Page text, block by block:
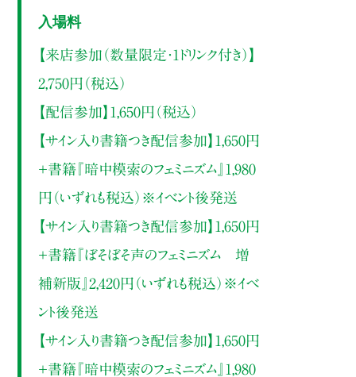
入場料
【来店参加（数量限定・1ドリンク付き）】
2,750円（税込）
【配信参加】1,650円（税込）
【サイン入り書籍つき配信参加】1,650円
＋書籍『暗中模索のフェミニズム』1,980
円（いずれも税込）※イベント後発送
【サイン入り書籍つき配信参加】1,650円
＋書籍『ぼそぼそ声のフェミニズム 増
補新版』2,420円（いずれも税込）※イベ
ント後発送
【サイン入り書籍つき配信参加】1,650円
＋書籍『暗中模索のフェミニズム』1,980